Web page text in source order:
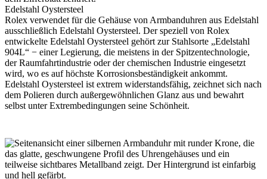
Edelstahl Oystersteel
Rolex verwendet für die Gehäuse von Armbanduhren aus Edelstahl
ausschließlich Edelstahl Oystersteel. Der speziell von Rolex
entwickelte Edelstahl Oystersteel gehört zur Stahlsorte „Edelstahl
904L“ − einer Legierung, die meistens in der Spitzen­technologie,
der Raumfahrt­industrie oder der chemischen Industrie eingesetzt
wird, wo es auf höchste Korrosions­beständigkeit ankommt.
Edelstahl Oystersteel ist extrem widerstandsfähig, zeichnet sich nach
dem Polieren durch außergewöhnlichen Glanz aus und bewahrt
selbst unter Extrem­bedingungen seine Schönheit.